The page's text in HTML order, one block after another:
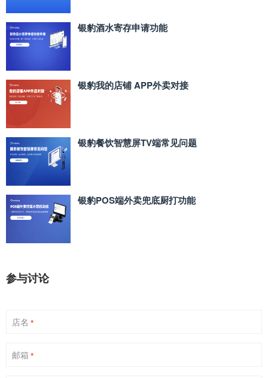
银豹酒水寄存申请功能
银豹我的店铺 APP外卖对接
银豹餐饮智慧屏TV端常见问题
银豹POS端外卖兜底厨打功能
参与讨论
店名 *
邮箱 *